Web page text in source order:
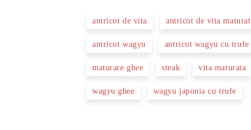
antricot de vita antricot de vita maturat
antricot wagyu antricot wagyu cu trufe
maturare ghee steak vita maturata
wagyu ghee wagyu japonia cu trufe